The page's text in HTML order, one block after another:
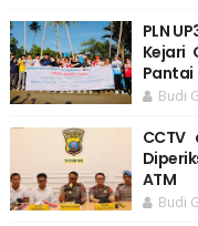
PLN
Kejari
Pantai
Budi
ATM
Budi